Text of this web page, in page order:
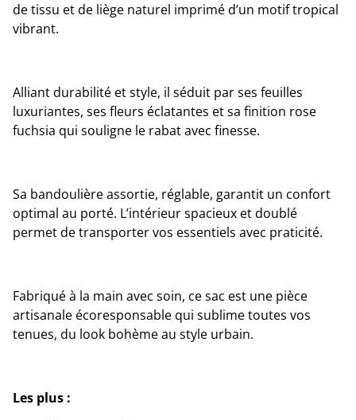
de tissu et de liège naturel imprimé d’un motif tropical
vibrant.
Alliant durabilité et style, il séduit par ses feuilles
luxuriantes, ses fleurs éclatantes et sa finition rose
fuchsia qui souligne le rabat avec finesse.
Sa bandoulière assortie, réglable, garantit un confort
optimal au porté. L’intérieur spacieux et doublé
permet de transporter vos essentiels avec praticité.
Fabriqué à la main avec soin, ce sac est une pièce
artisanale écoresponsable qui sublime toutes vos
tenues, du look bohème au style urbain.
Les plus :